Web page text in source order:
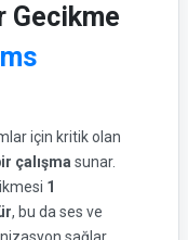
Gecikme
için kritik olan
çalışma sunar.
1
, bu da ses ve